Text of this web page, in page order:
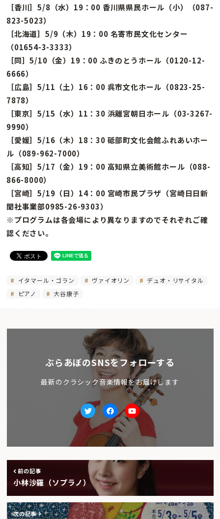
［香川］5/8（水）19：00 香川県県民ホール（小）（087-
823-5023）
［北海道］5/9（木）19：00 名寄市民文化センター
（01654-3-3333）
［同］5/10（金）19：00 ふきのとうホール（0120-12-
6666）
［広島］5/11（土）16：00 呉市文化ホール（0823-25-
7878）
［東京］5/15（水）11：30 浜離宮朝日ホール（03-3267-
9990）
［愛媛］5/16（木）18：30 砥部町文化会館ふれあいホー
ル（089-962-7000）
［高知］5/17（金）19：00 高知県立美術館ホール（088-
866-8000）
［宮崎］5/19（日）14：00 宮崎市民プラザ（宮崎日日新
聞社事業部0985-26-9303）
※プログラムは各会場により異なりますのでそれぞれご確
認ください。
イタマール・ゴラン ヴァイオリン
デュオ・リサイタル
ピアノ
大谷康子
ぶらあぼのSNSをフォローする
最新のクラシック音楽情報をお届けします
TwitterfacebookYoutube
前の記事
小林沙羅（ソプラノ）
次の記事